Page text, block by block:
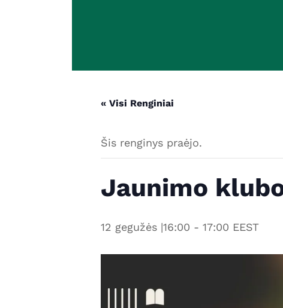
« Visi Renginiai
Šis renginys praėjo.
Jaunimo
12 gegužės |16:00 - 17:00 EEST